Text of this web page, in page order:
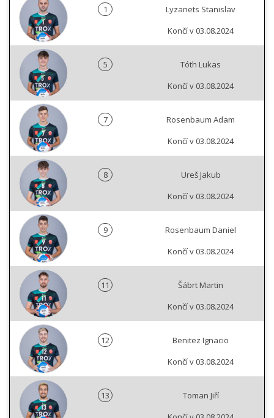
1
Lyzanets Stanislav
Končí v 03.08.2024
5
Tóth Lukas
Končí v 03.08.2024
7
Rosenbaum Adam
Končí v 03.08.2024
8
Ureš Jakub
Končí v 03.08.2024
9
Rosenbaum Daniel
Končí v 03.08.2024
11
Šábrt Martin
Končí v 03.08.2024
12
Benitez Ignacio
Končí v 03.08.2024
13
Toman Jiří